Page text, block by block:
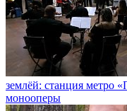
землёй: станция метро
монооперы